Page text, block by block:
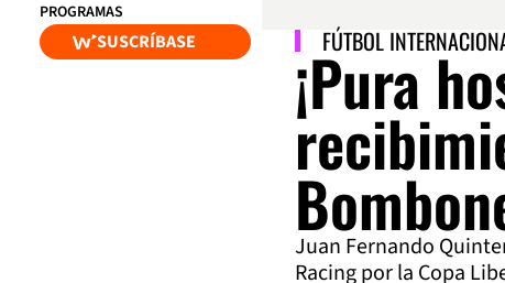
PROGRAMAS
SUSCRÍBASE FÚTBOL
¡Pura
Juan Fernando
Racing por la Copa